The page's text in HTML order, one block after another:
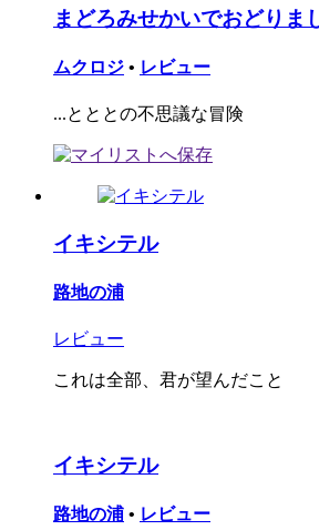
まどろみせかいでおどりま
ムクロジ • レビュー
...とととの不思議な冒険
イキシテル
路地の浦
レビュー
これは全部、君が望んだこと
イキシテル
路地の浦 • レビュー